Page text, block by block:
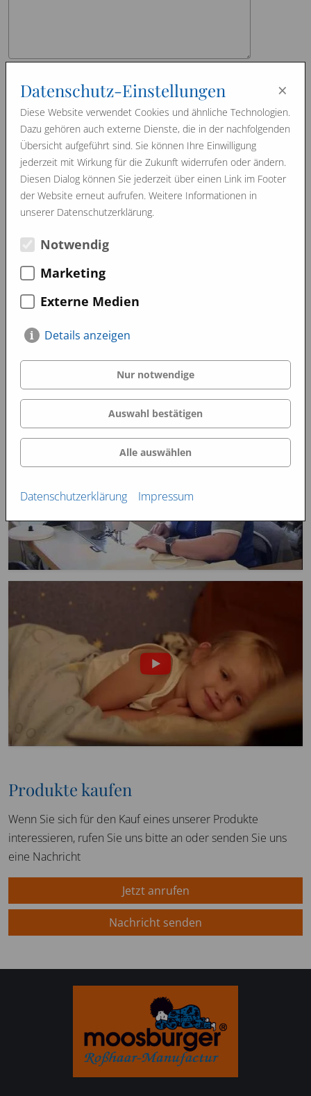
Was können wir für Sie tun?
Bitte senden Sie mir die Preisliste per E-Mail.
Bitte senden Sie mir Ihr Prospekt zu. (Bitte
Postanschrift angeben)
Bitte rufen Sie mich an. (Bitte Telefonnummer
angeben)
Ich habe dieDatenschutzerklärung
Kontaktaufnahme und für Rückfragen gespeichert
Image Filme
Produkte kaufen
Wenn Sie sich für den Kauf eines unserer Produkte
interessieren, rufen Sie uns bitte an oder senden Sie uns
eine Nachricht
Jetzt anrufen
Nachricht senden
Datenschutz-Einstellungen ×
Diese Website verwendet Cookies und ähnliche Technologien.
Dazu gehören auch externe Dienste, die in der nachfolgenden
Übersicht aufgeführt sind. Sie können Ihre Einwilligung
jederzeit mit Wirkung für die Zukunft widerrufen oder ändern.
Diesen Dialog können Sie jederzeit über einen Link im Footer
der Website erneut aufrufen. Weitere Informationen in
unserer Datenschutzerklärung.
Notwendig
Marketing
Externe Medien
Details anzeigen
Nur notwendige
Auswahl bestätigen
Alle auswählen
Datenschutzerklärung Impressum